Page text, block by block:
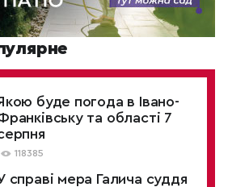
буде погода в Івано-
та області 7
118385
справі мера Галича суддя